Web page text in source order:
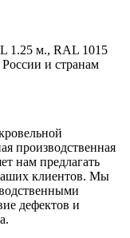
1.25 м., RAL 1015
России и странам
производственная
нам предлагать
клиентов. Мы
дефектов и